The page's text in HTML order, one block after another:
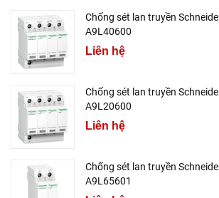
Chống sét lan truyền
A9L40600
Liên hệ
Chống sét lan truyền
A9L20600
Liên hệ
Chống sét lan truyền
A9L65601